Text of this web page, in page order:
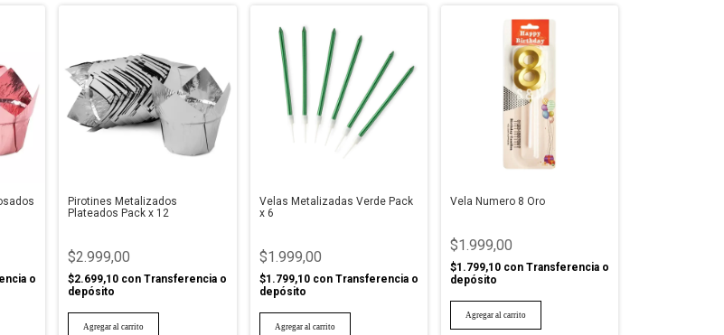
o
Pirotines Metalizados
Plateados Pack x 12
$2.999,00
$2.699,10 con Transferencia o
depósito
Velas Metalizadas Verde Pack
x 6
$1.999,00
$1.799,10 con Transferencia o
depósito
Vela Numero 8 Oro
$1.999,00
$1.799,10 con Transferencia o
depósito